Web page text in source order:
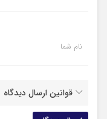
نام شما
قوانین ارسال دیدگاه